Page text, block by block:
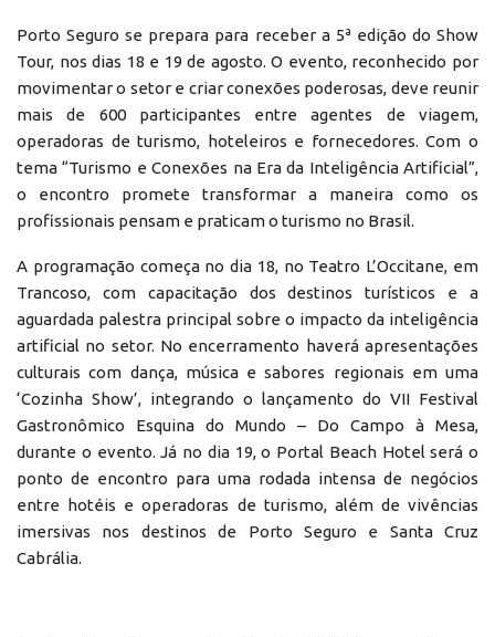
Porto Seguro se prepara para receber a 5ª edição do Show
Tour, nos dias 18 e 19 de agosto. O evento, reconhecido por
movimentar o setor e criar conexões poderosas, deve reunir
mais de 600 participantes entre agentes de viagem,
operadoras de turismo, hoteleiros e fornecedores. Com o
tema “Turismo e Conexões na Era da Inteligência Artificial”,
o encontro promete transformar a maneira como os
profissionais pensam e praticam o turismo no Brasil.
A programação começa no dia 18, no Teatro L’Occitane, em
Trancoso, com capacitação dos destinos turísticos e a
aguardada palestra principal sobre o impacto da inteligência
artificial no setor. No encerramento haverá apresentações
culturais com dança, música e sabores regionais em uma
‘Cozinha Show’, integrando o lançamento do VII Festival
Gastronômico Esquina do Mundo – Do Campo à Mesa,
durante o evento. Já no dia 19, o Portal Beach Hotel será o
ponto de encontro para uma rodada intensa de negócios
entre hotéis e operadoras de turismo, além de vivências
imersivas nos destinos de Porto Seguro e Santa Cruz
Cabrália.